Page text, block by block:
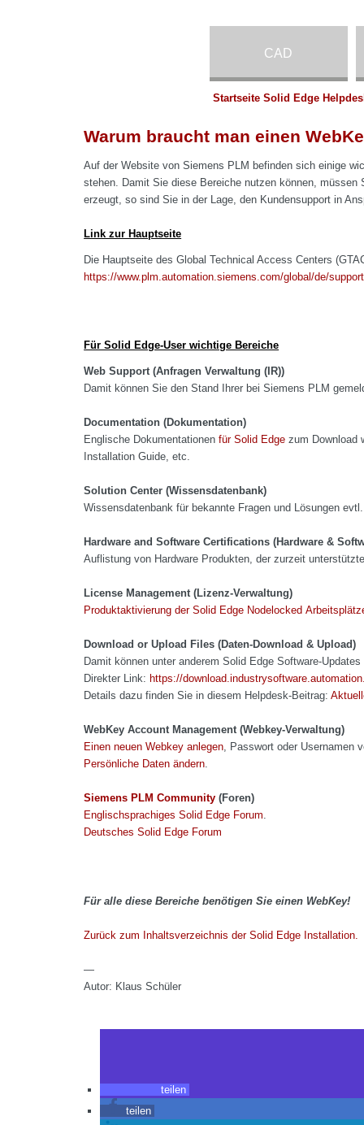
CAD
Startseite Solid Edge
Warum braucht man einen
Auf der Website von Siemens PLM befinden sich einige
stehen. Damit Sie diese Bereiche nutzen können,
erzeugt, so sind Sie in der Lage, den Kundensupport in
Link zur Hauptseite
Die Hauptseite des Global Technical Access Centers
https://www.plm.automation.siemens.com/global/de/
Für Solid Edge-User wichtige Bereiche
Web Support (Anfragen Verwaltung (IR))
Damit können Sie den Stand Ihrer bei Siemens PLM
Documentation (Dokumentation)
Englische Dokumentationenfür Solid Edgezum Download
Installation Guide, etc.
Solution Center (Wissensdatenbank)
Wissensdatenbank für bekannte Fragen und Lösungen
Hardware and Software Certifications (Hardware &
Auflistung von Hardware Produkten, der zurzeit
License Management (Lizenz-Verwaltung)
Produktaktivierung der Solid Edge Nodelocked
Download or Upload Files (Daten-Download & Upload)
Damit können unter anderem Solid Edge Software-
Direkter Link: https://
Details dazu finden Sie in diesem Helpdesk-Beitrag:
WebKey Account Management (Webkey-Verwaltung)
Einen neuen Webkey anlegen, Passwort oder Usernamen
Persönliche Daten ändern.
Siemens PLM Community (Foren)
Englischsprachiges Solid Edge Forum.
Deutsches Solid Edge Forum
Für alle diese Bereiche benötigen Sie einen WebKey!
Zurück zum Inhaltsverzeichnis der Solid Edge Installation.
—
Autor: Klaus Schüler
teilen
teilen